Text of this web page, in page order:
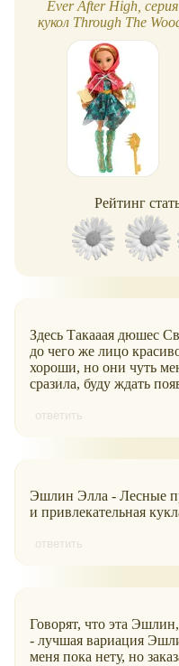
Ever After High, серия
кукол Through The
(Лесные приключения)
Рейтинг
Здесь Такааая дюшес
до чего же лицо
хороши, но они чуть
сразила, буду ждать
ответить
Эшлин Элла - Лесные
и привлекательная
ответить
Говорят, что эта
- лучшая вариация
меня пока нету, но